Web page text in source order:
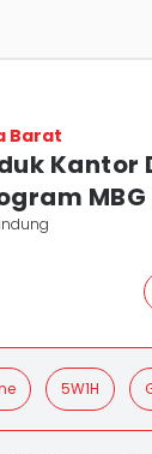
Barat
Kantor
5W1H